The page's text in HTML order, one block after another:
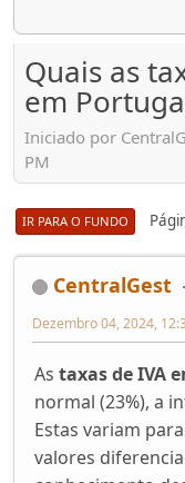
Quais as
em
Iniciado por
PM
IR PARA O FUNDO
CentralGest
Dezembro 04, 2024,
As taxas de IVA
normal (23%), a
Estas variam
valores